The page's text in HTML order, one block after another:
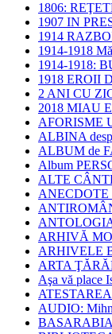
1806:
1907 IN
1914
1914-1918
1914-1918:
1918 EROII
2 ANI CU
2018 MIAU
AFORISME
ALBINA
ALBUM de
Album
ALTE
ANECDOTE
ARHIVĂ
ARHIVELE
ARTA
Aşa vă place
AUDIO:
BASARABIA